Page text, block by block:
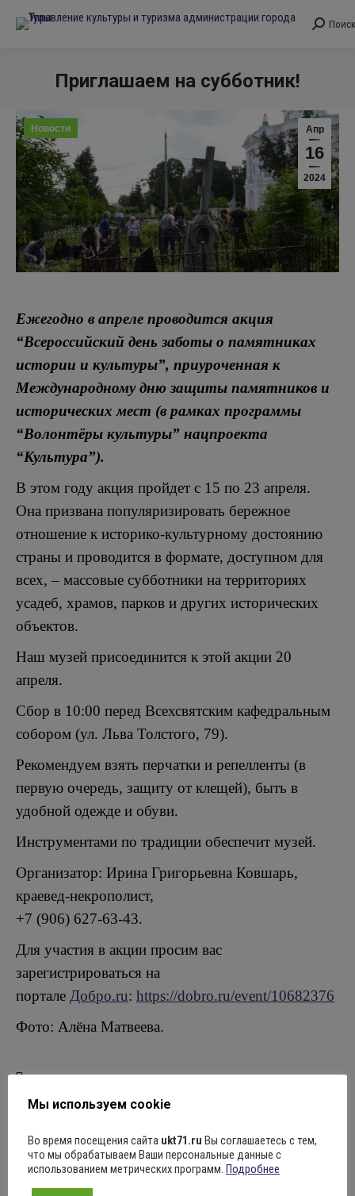
Поиск:
Поиск
Приглашаем на субботник!
Апр
16
2024
Новости
Ежегодно в апреле проводится акция
“Всероссийский день заботы о памятниках
истории и культуры”, приуроченная к
Международному дню защиты памятников и
исторических мест (в рамках программы
“Волонтёры культуры” нацпроекта
“Культура”).
В этом году акция пройдет с 15 по 23 апреля.
Она призвана популяризировать бережное
отношение к историко-культурному достоянию
страны и проводится в формате, доступном для
всех, – массовые субботники на территориях
усадеб, храмов, парков и других исторических
объектов.
Наш музей присоединится к этой акции 20
апреля.
Сбор в 10:00 перед Всехсвятским кафедральным
собором (ул. Льва Толстого, 79).
Рекомендуем взять перчатки и репелленты (в
первую очередь, защиту от клещей), быть в
удобной одежде и обуви.
Инструментами по традиции обеспечит музей.
Организатор: Ирина Григорьевна Ковшарь,
краевед-некрополист,
+7 (906) 627-63-43.
Для участия в акции просим вас
зарегистрироваться на
портале Добро.ru: https://dobro.ru/event/10682376
Фото: Алёна Матвеева.
Поделиться
Рубрика:Новости 16.04.2024 Оставить комментарий
Мы используем cookie
Во время посещения сайта ukt71.ru Вы соглашаетесь с тем,
что мы обрабатываем Ваши персональные данные с
использованием метрических программ. Подробнее